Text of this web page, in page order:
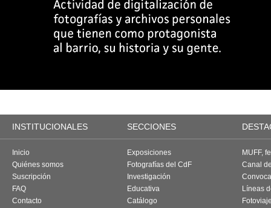
INSTITUCIONALES SECCIONES
Inicio
Quiénes somos
Suscripción
FAQ
Contacto
Exposiciones
Fotografías del CdF
Investigación
Educativa
Catálogo
MUFF,
Canal
Líneas